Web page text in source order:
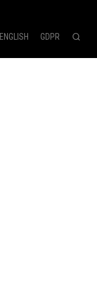
ENGLISH GDPR